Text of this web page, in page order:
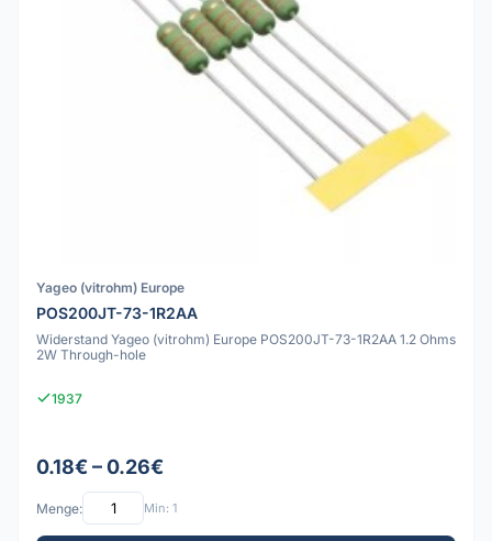
Yageo (vitrohm) Europe
POS200JT-73-1R2AA
Widerstand Yageo (vitrohm) Europe POS200JT-73-1R2AA 1.2 Ohms
2W Through-hole
1937
0.18€ – 0.26€
Menge: Min: 1